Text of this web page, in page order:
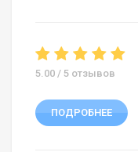
5.00 / 5 отзывов
ПОДРОБНЕЕ